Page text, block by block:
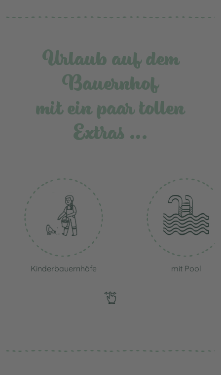
Urlaub auf dem
Bauernhof
mit ein paar tollen
Extras …
Kinderbauernhöfe mit Pool